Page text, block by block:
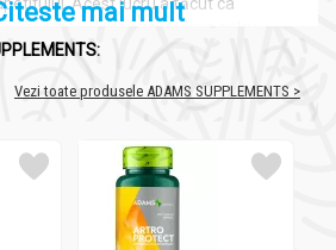
Acest lucru a făcut ca
fie un supliment popular pentru
să piardă în greutate sau să
la reducerea aportului caloric și
Glucomannanul poate încetini
din alimente, ceea ce poate fi util
mai mult
Vezi toate produsele ADAMS SUPPLEMENTS >